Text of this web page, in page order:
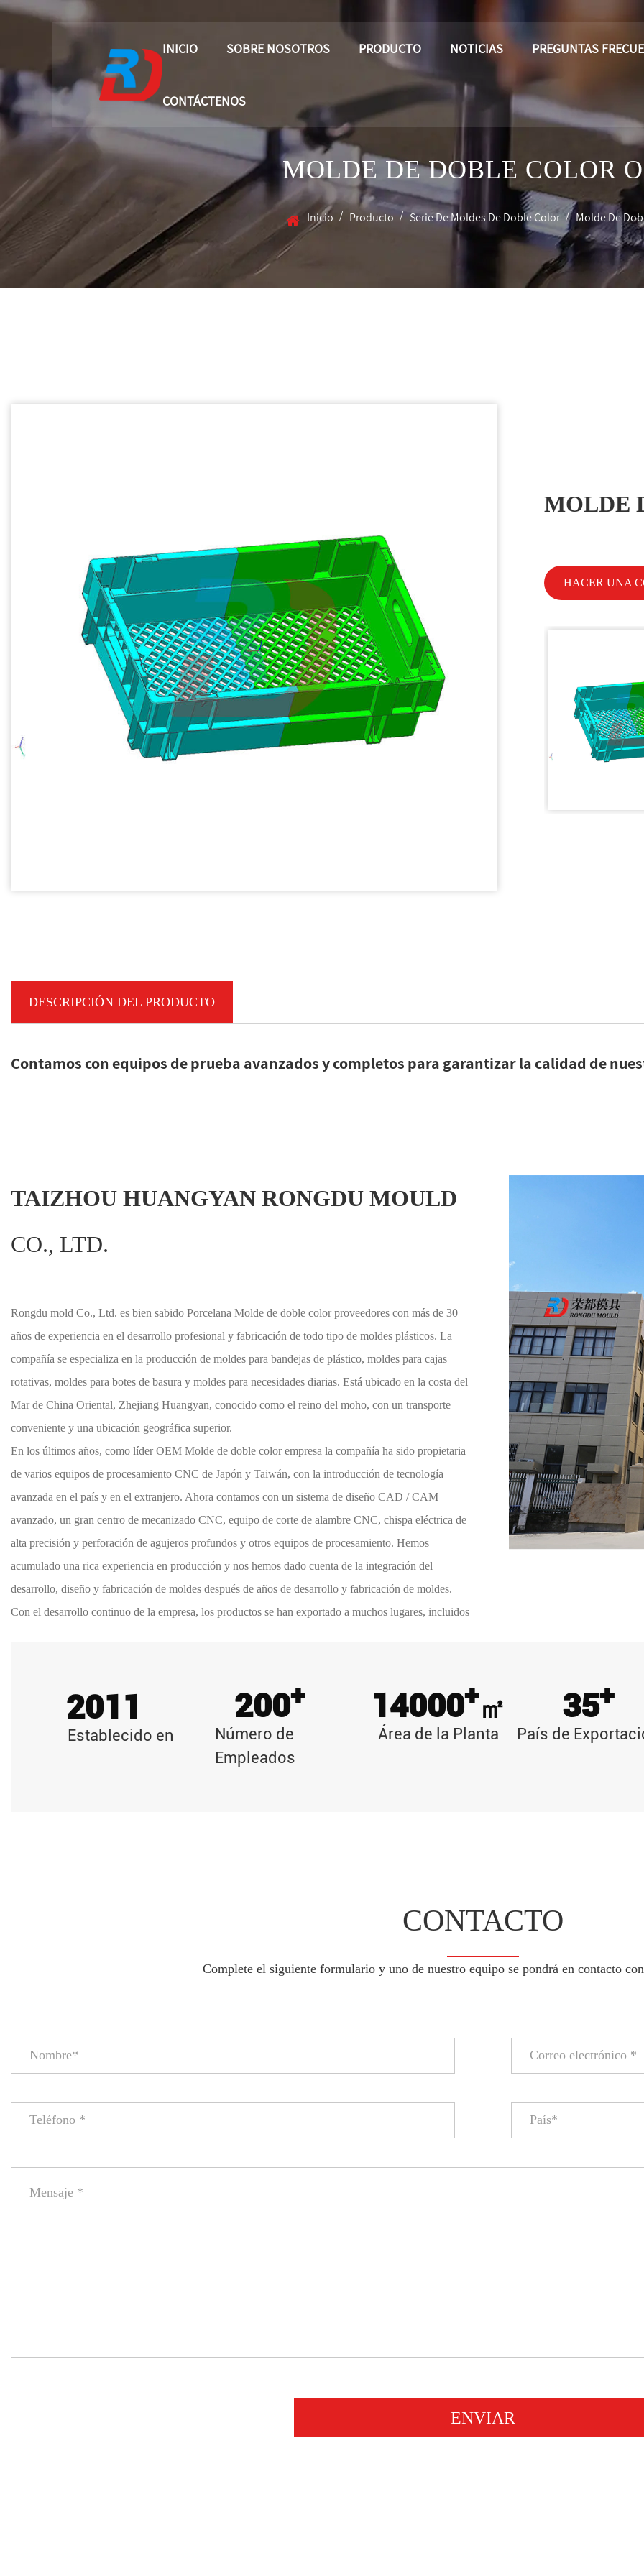
INICIO SOBRE NOSOTROS PRODUCTO NOTICIAS PREGUNTAS
CONTÁCTENOS
MOLDE DE DOBLE COLOR
Inicio / Producto / Serie De Moldes De Doble Color / Molde De
MOLDE
HACER UNA
DESCRIPCIÓN DEL PRODUCTO
Contamos con equipos de prueba avanzados y completos para garantizar la calidad de
TAIZHOU HUANGYAN RONGDU MOULD
CO., LTD.
Rongdu mold Co., Ltd. es bien sabido Porcelana Molde de doble color proveedores con más de 30
años de experiencia en el desarrollo profesional y fabricación de todo tipo de moldes plásticos. La
compañía se especializa en la producción de moldes para bandejas de plástico, moldes para cajas
rotativas, moldes para botes de basura y moldes para necesidades diarias. Está ubicado en la costa del
Mar de China Oriental, Zhejiang Huangyan, conocido como el reino del moho, con un transporte
conveniente y una ubicación geográfica superior.
En los últimos años, como líderOEM Molde de doble color empresa la compañía ha sido propietaria
de varios equipos de procesamiento CNC de Japón y Taiwán, con la introducción de tecnología
avanzada en el país y en el extranjero. Ahora contamos con un sistema de diseño CAD / CAM
avanzado, un gran centro de mecanizado CNC, equipo de corte de alambre CNC, chispa eléctrica de
alta precisión y perforación de agujeros profundos y otros equipos de procesamiento. Hemos
acumulado una rica experiencia en producción y nos hemos dado cuenta de la integración del
desarrollo, diseño y fabricación de moldes después de años de desarrollo y fabricación de moldes.
Con el desarrollo continuo de la empresa, los productos se han exportado a muchos lugares, incluidos
2011
Establecido en
200+
Número de
Empleados
14000+㎡
Área de la Planta
35+
País de
CONTACTO
Complete el siguiente formulario y uno de nuestro equipo se pondrá en contacto